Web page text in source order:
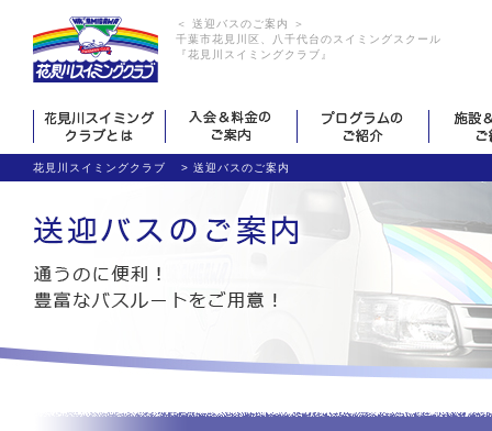
＜ 送迎バスのご案内 ＞
千葉市花見川区、八千代台のスイミングスクール
『花見川スイミングクラブ』
花見川スイミングクラブ > 送迎バスのご案内